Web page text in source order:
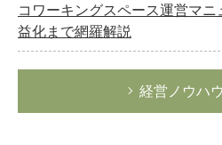
コワーキングスペース運営マ
益化まで網羅解説
経営ノウハ